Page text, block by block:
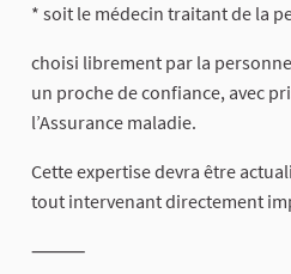
* soit le médecin traitant de la
choisi librement par la
un proche de confiance, avec
l’Assurance maladie.
Cette expertise devra être
tout intervenant directement
⸻